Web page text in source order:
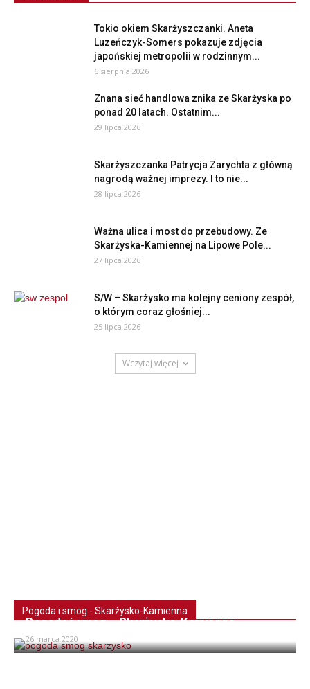
Tokio okiem Skarżyszczanki. Aneta
Luzeńczyk-Somers pokazuje zdjęcia
japońskiej metropolii w rodzinnym...
6 sierpnia 2026
Znana sieć handlowa znika ze Skarżyska po
ponad 20 latach. Ostatnim...
29 lipca 2026
Skarżyszczanka Patrycja Zarychta z główną
nagrodą ważnej imprezy. I to nie...
28 lipca 2026
Ważna ulica i most do przebudowy. Ze
Skarżyska-Kamiennej na Lipowe Pole...
27 lipca 2026
S/W – Skarżysko ma kolejny ceniony zespół,
o którym coraz głośniej...
25 lipca 2026
Wczytaj więcej
Pogoda i smog - Skarżysko-Kamienna
Pogoda i smog – Skarżysko-Kamienna
26 marca 2020